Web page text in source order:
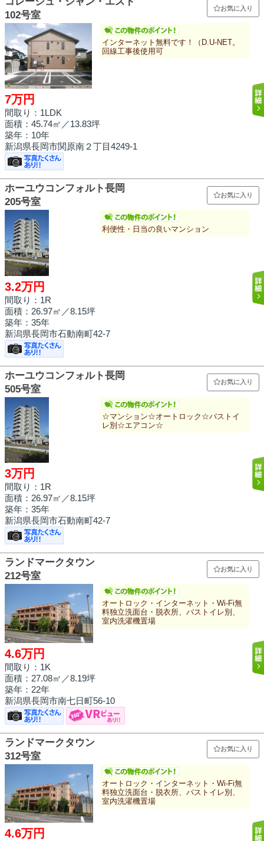
102号室
お気に入り
インターネット無料です！（D.U-NET。
回線工事後使用可
7万円
間取り：1LDK
面積： 45.74㎡ ／13.83坪
築年：10年
新潟県長岡市関原南２丁目4249-1
ホーユウコンフォルト長岡
205号室
お気に入り
利便性・日当の良いマンション
3.2万円
間取り：1R
面積： 26.97㎡ ／8.15坪
築年：35年
新潟県長岡市石動南町42-7
ホーユウコンフォルト長岡
505号室
お気に入り
☆マンション☆オートロック☆バストイ
レ別☆エアコン☆
3万円
間取り：1R
面積： 26.97㎡ ／8.15坪
築年：35年
新潟県長岡市石動南町42-7
ランドマークタウン
212号室
お気に入り
オートロック・インターネット・Wi-Fi無
料独立洗面台・脱衣所、バストイレ別、
室内洗濯機置場
4.6万円
間取り：1K
面積： 27.08㎡ ／8.19坪
築年：22年
新潟県長岡市南七日町56-10
ランドマークタウン
312号室
お気に入り
オートロック・インターネット・Wi-Fi無
料独立洗面台・脱衣所、バストイレ別、
室内洗濯機置場
4.6万円